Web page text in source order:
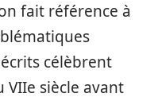
fait référence à
célèbrent
VIIe siècle avant